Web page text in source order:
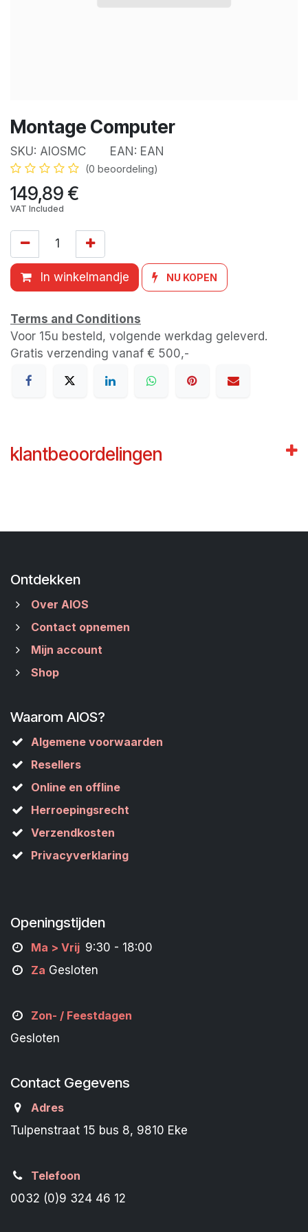
Montage Computer
SKU: AIOSMC EAN: EAN
(0 beoordeling)
149,89€
VAT Included
In winkelmandje NU KOPEN
Terms and Conditions
Voor 15u besteld, volgende werkdag geleverd.
Gratis verzending vanaf € 500,-
klantbeoordelingen
Ontdekken
Over AIOS
Contact opnemen
Mijn account
Shop
Waarom AIOS?
Algemene voorwaarden
Resellers
Online en offline
Herroepingsrecht
Verzendkosten
Privacyverklaring
Openingstijden
Ma > Vrij 9:30 - 18:00
Za Gesloten
Zon- / Feestdagen
Gesloten
Contact Gegevens
Adres
Tulpenstraat 15 bus 8, 9810 Eke
Telefoon
0032 (0)9 324 46 12